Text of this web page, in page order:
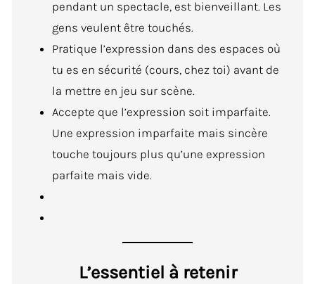
pendant un spectacle, est bienveillant. Les
gens veulent être touchés.
Pratique l’expression dans des espaces où
tu es en sécurité (cours, chez toi) avant de
la mettre en jeu sur scène.
Accepte que l’expression soit imparfaite.
Une expression imparfaite mais sincère
touche toujours plus qu’une expression
parfaite mais vide.
L’essentiel à retenir